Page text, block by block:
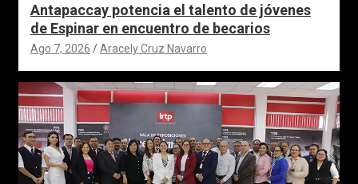
Antapaccay potencia el talento de jóvenes
de Espinar en encuentro de becarios
Ago 7, 2026 Aracely Cruz Navarro